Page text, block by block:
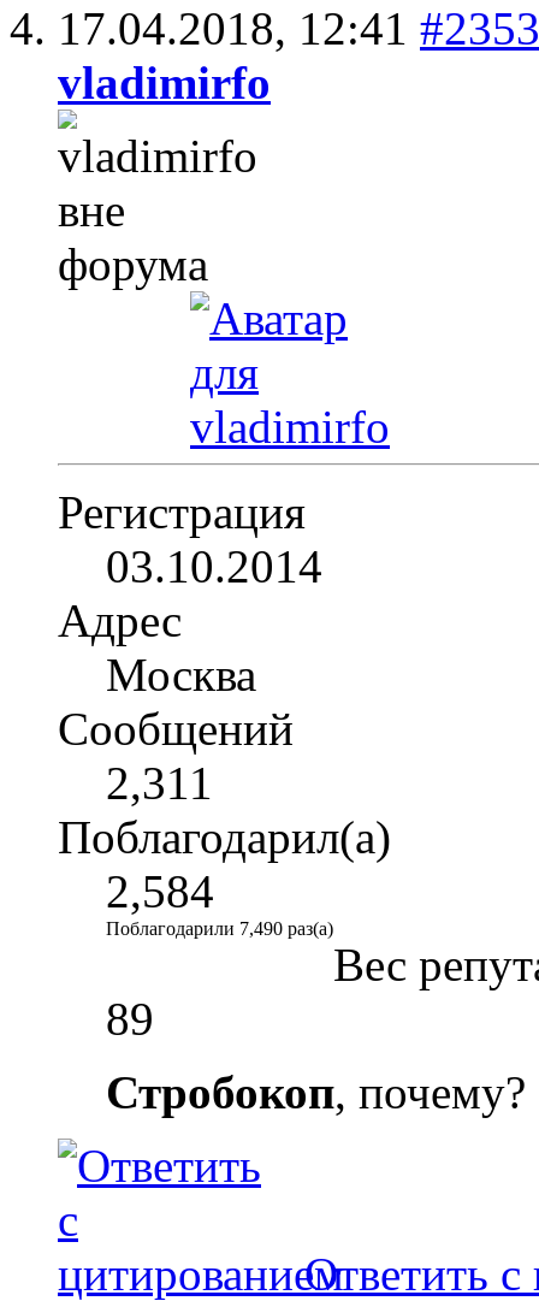
17.04.2018, 12:41 #2353
vladimirfo
Регистрация
03.10.2014
Адрес
Москва
Сообщений
2,311
Поблагодарил(а)
2,584
Поблагодарили 7,490 раз(а)
Вес
89
Стробокоп, почему?
Ответить с